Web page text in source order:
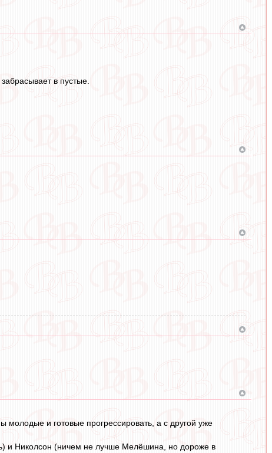
в пустые.
и готовые прогрессировать, а с другой уже
и Николсон (ничем не лучше Мелёшина, но дороже в